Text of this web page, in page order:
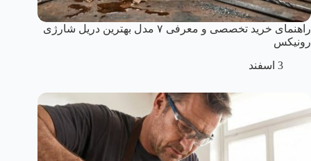
راهنمای خرید تخصصی و معرفی ۷ مدل بهترین دریل شارژی
رونیکس
3 اسفند